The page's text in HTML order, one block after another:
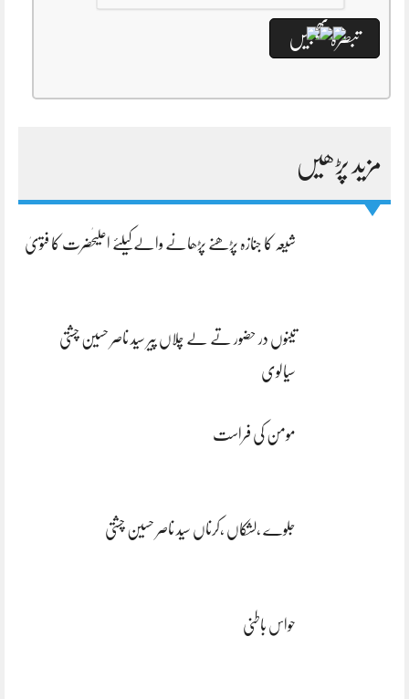
مزید پڑھیں
شیعہ کا جنازہ پڑھنے پڑھانے والےکیلئے اعلیٰحضرت کا فتویٰ
تینوں در حضور تے لے چلاں پیر سید ناصر حسین چشتی
سیالوی
مومن کی فراست
جلوے ،لشکاں ،کرناں سید ناصر حسین چشتی
حواس باطنی